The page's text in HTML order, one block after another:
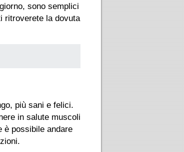
sono semplici
ritroverete la dovuta
più sani e felici.
in salute muscoli
è possibile andare